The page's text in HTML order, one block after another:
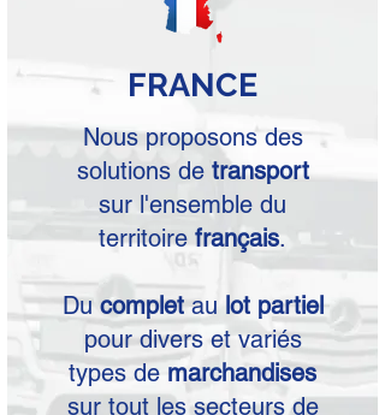
FRANCE
Nous proposons des
solutions de transport
sur l'ensemble du
territoire français.
Du completau lot partiel
pour divers et variés
types de marchandises
sur tout les secteurs de